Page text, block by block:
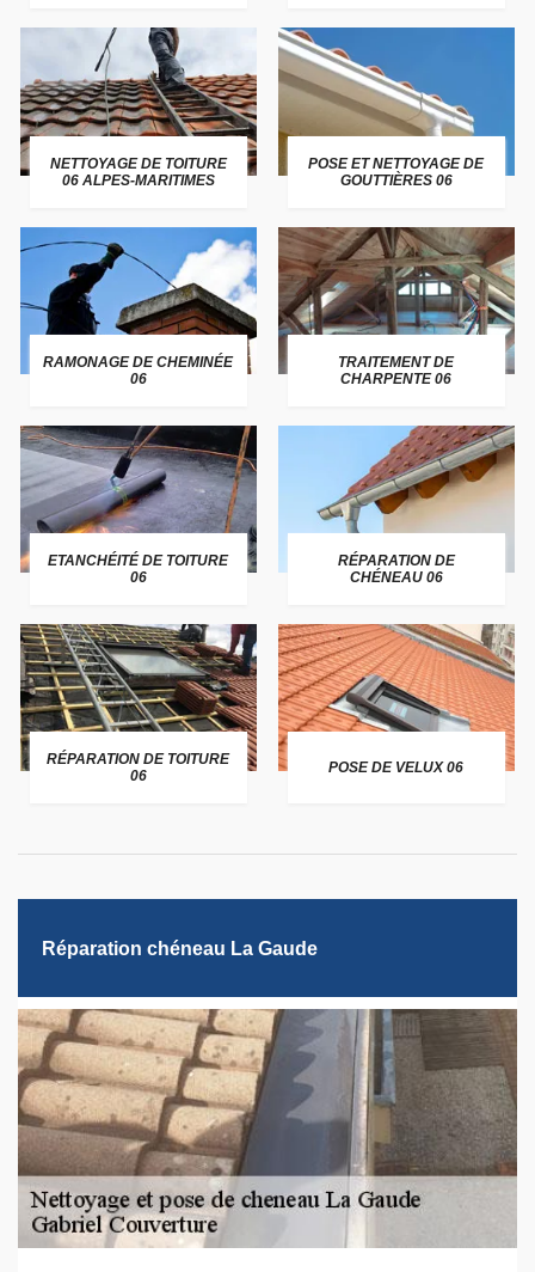
NETTOYAGE DE TOITURE
06 ALPES-MARITIMES
POSE ET NETTOYAGE DE
GOUTTIÈRES 06
RAMONAGE DE CHEMINÉE
06
TRAITEMENT DE
CHARPENTE 06
ETANCHÉITÉ DE TOITURE
06
RÉPARATION DE
CHÉNEAU 06
RÉPARATION DE TOITURE
06
POSE DE VELUX 06
Réparation chéneau La Gaude